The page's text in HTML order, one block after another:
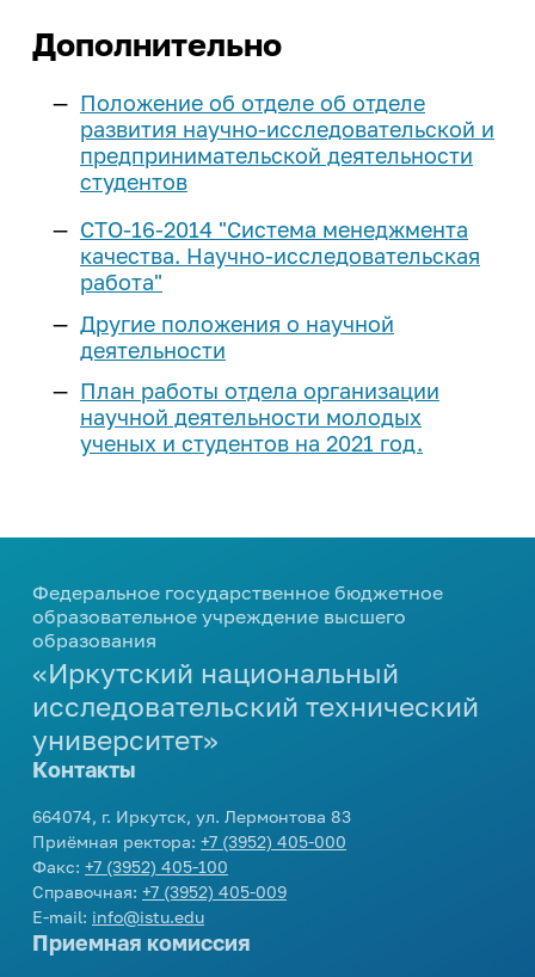
Дополнительно
Положение об отделе об отделе
развития научно-исследовательской и
предпринимательской деятельности
студентов
СТО-16-2014 "Система менеджмента
качества. Научно-исследовательская
работа"
Другие положения о научной
деятельности
План работы отдела организации
научной деятельности молодых
ученых и студентов на 2021 год.
Федеральное государственное бюджетное
образовательное учреждение высшего
образования
«Иркутский национальный
исследовательский технический
университет»
Контакты
664074, г. Иркутск, ул. Лермонтова 83
Приёмная ректора: +7 (3952) 405-000
Факс: +7 (3952) 405-100
Справочная: +7 (3952) 405-009
E-mail: info@istu.edu
Приемная комиссия